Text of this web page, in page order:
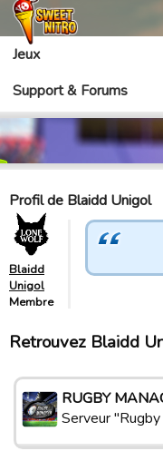
Jeux
Support & Forums
Profil de Blaidd Unigol
Blaidd
Unigol
Membre
Retrouvez Blaidd
RUGBY
Serveur